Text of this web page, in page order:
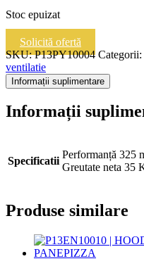
Stoc epuizat
Solicită ofertă
SKU:P13PY10004 Categorii:
ventilatie
Informații suplimentare
Informații
Specificatii
Performanță 325
Greutate neta 35
Produse similare